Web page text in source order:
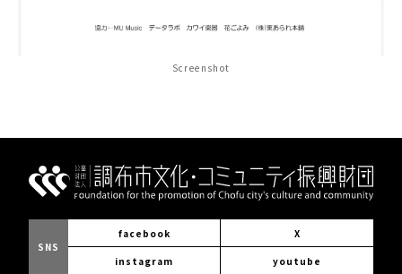
Screenshot
SNS
facebook X
instagram youtube